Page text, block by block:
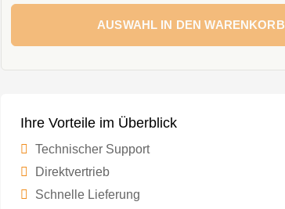
AUSWAHL IN DEN WARENKORB
Ihre Vorteile im Überblick
Technischer Support
Direktvertrieb
Schnelle Lieferung